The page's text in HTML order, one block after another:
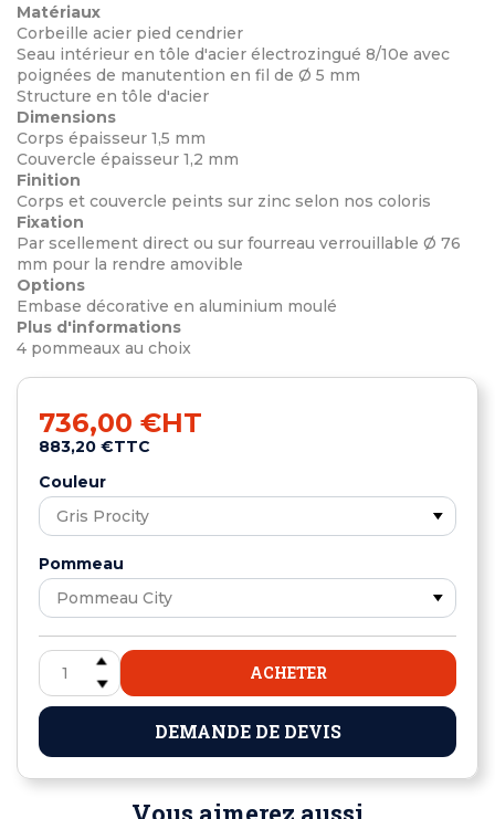
Matériaux
Corbeille acier pied cendrier
Seau intérieur en tôle d'acier électrozingué 8/10e avec
poignées de manutention en fil de Ø 5 mm
Structure en tôle d'acier
Dimensions
Corps épaisseur 1,5 mm
Couvercle épaisseur 1,2 mm
Finition
Corps et couvercle peints sur zinc selon nos coloris
Fixation
Par scellement direct ou sur fourreau verrouillable Ø 76
mm pour la rendre amovible
Options
Embase décorative en aluminium moulé
Plus d'informations
4 pommeaux au choix
736,00 €HT
883,20 €TTC
Couleur
Pommeau
ACHETER
DEMANDE DE DEVIS